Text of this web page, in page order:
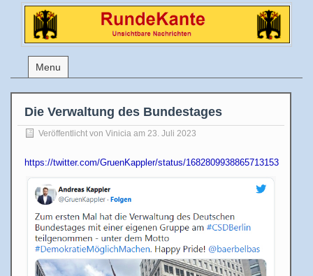
Menu
Die Verwaltung des Bundestages
Veröffentlicht von Vinicia am 23. Juli 2023
https://twitter.com/GruenKappler/status/1682809938865713153